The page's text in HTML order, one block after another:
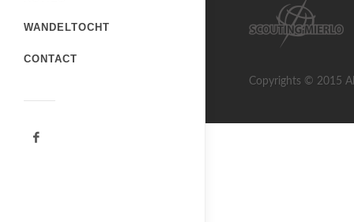
WANDELTOCHT
CONTACT
Copyrights © 2015